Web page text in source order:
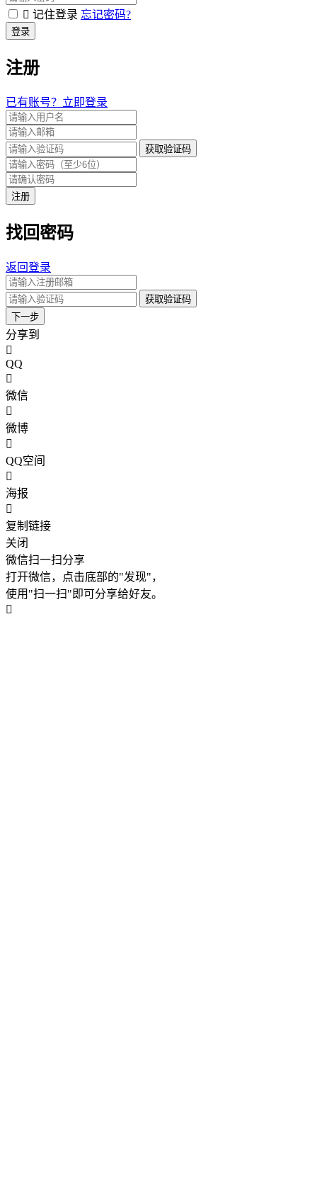
记住登录 忘记密码?
登录
注册
已有账号？立即登录
获取验证码
注册
找回密码
返回登录
获取验证码
下一步
分享到
QQ
微信
微博
QQ空间
海报
复制链接
关闭
微信扫一扫分享
打开微信，点击底部的"发现"，
使用"扫一扫"即可分享给好友。